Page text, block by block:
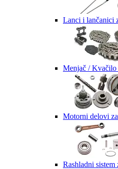
Lanci i lančanici
Menjač / Kvačilo
Motorni delovi
Rashladni